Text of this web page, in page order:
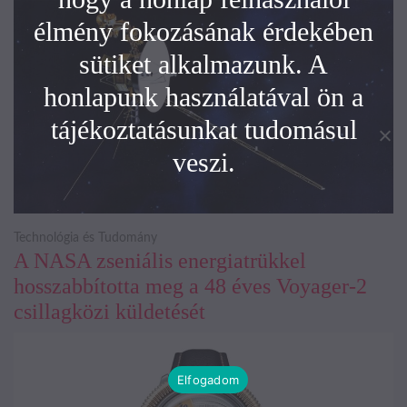
A NASA zseniális energiatrükkel
hosszabbította meg a 48 éves Voyager-2
csillagközi küldetését
Technológia és Tudomány
élmény fokozásának érdekében
sütiket alkalmazunk. A
honlapunk használatával ön a
tájékoztatásunkat tudomásul
veszi.
Elfogadom